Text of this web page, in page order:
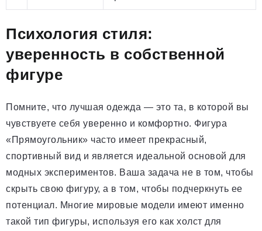
Психология стиля:
уверенность в собственной
фигуре
Помните, что лучшая одежда — это та, в которой вы
чувствуете себя уверенно и комфортно. Фигура
«Прямоугольник» часто имеет прекрасный,
спортивный вид и является идеальной основой для
модных экспериментов. Ваша задача не в том, чтобы
скрыть свою фигуру, а в том, чтобы подчеркнуть ее
потенциал. Многие мировые модели имеют именно
такой тип фигуры, используя его как холст для